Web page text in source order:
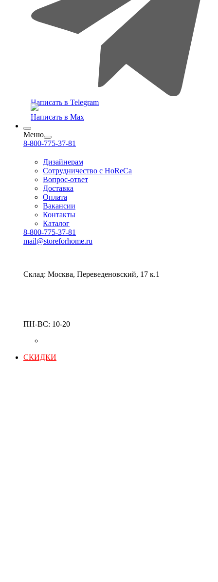
Написать в Telegram
Написать в Max
Меню
8-800-775-37-81
Дизайнерам
Сотрудничество с HoReCa
Вопрос-ответ
Доставка
Оплата
Вакансии
Контакты
Каталог
8-800-775-37-81
mail@storeforhome.ru
Склад: Москва, Переведеновский, 17 к.1
ПН-ВС: 10-20
СКИДКИ